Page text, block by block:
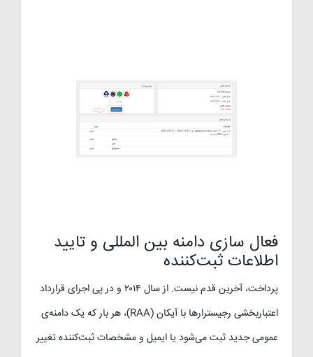
فعال سازی دامنه بین المللی و تایید
اطلاعات ثبت‌کننده
پرداخت، آخرین قدم نیست. از سال ۲۰۱۴ و در پی اجرای قرارداد
اعتباربخشی رجیسترارها با آیکان (RAA)، هر بار که یک دامنه‌ی
عمومی جدید ثبت می‌شود یا ایمیل و مشخصات ثبت‌کننده تغییر